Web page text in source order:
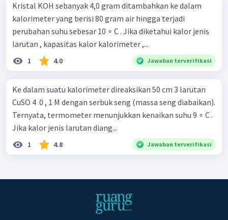
Kristal KOH sebanyak 4,0 gram ditambahkan ke dalam
kalorimeter yang berisi 80 gram air hingga terjadi
perubahan suhu sebesar 10 ∘ C . Jika diketahui kalor jenis
larutan , kapasitas kalor kalorimeter ,...
1 4.0 Jawaban terverifikasi
Ke dalam suatu kalorimeter direaksikan 50 cm 3 larutan
CuSO 4 ​ 0 , 1 M dengan serbuk seng (massa seng diabaikan).
Ternyata, termometer menunjukkan kenaikan suhu 9 ∘ C .
Jika kalor jenis larutan diang...
1 4.8 Jawaban terverifikasi